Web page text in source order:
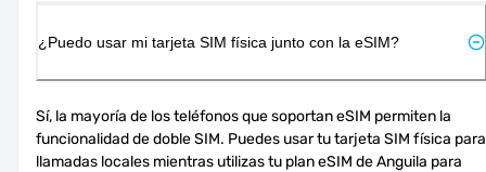
¿Puedo usar mi tarjeta SIM física junto con la eSIM?
Sí, la mayoría de los teléfonos que soportan eSIM permiten la
funcionalidad de doble SIM. Puedes usar tu tarjeta SIM física para
llamadas locales mientras utilizas tu plan eSIM de Anguila para